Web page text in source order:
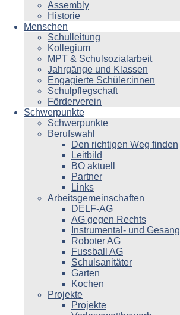
Assembly
Historie
Menschen
Schulleitung
Kollegium
MPT & Schulsozialarbeit
Jahrgänge und Klassen
Engagierte Schüler:innen
Schulpflegschaft
Förderverein
Schwerpunkte
Schwerpunkte
Berufswahl
Den richtigen Weg finden
Leitbild
BO aktuell
Partner
Links
Arbeitsgemeinschaften
DELF-AG
AG gegen Rechts
Instrumental- und
Roboter AG
Fussball AG
Schulsanitäter
Garten
Kochen
Projekte
Projekte